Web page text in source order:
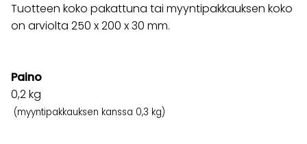
Tuotteen koko pakattuna tai myyntipakkauksen koko
on arviolta 250 x 200 x 30 mm.
Paino
0,2kg
(myyntipakkauksen kanssa 0,3 kg)